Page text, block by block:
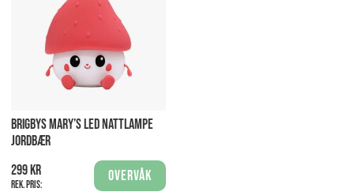
BRIGBYS MARY’S LED NATTLAMPE
JORDBÆR
299 kr
Rek. pris:
Overvåk